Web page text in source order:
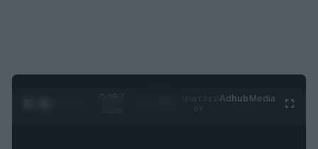
0:29 /
Adhub Media